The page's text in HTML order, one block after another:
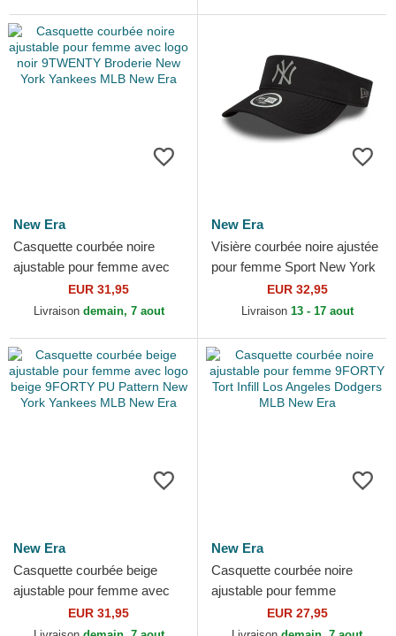
New Era
Casquette courbée noire
ajustable pour femme avec
logo noir 9TWENTY Broderie
New York Yankees MLB...
EUR 31,95
Livraison demain, 7 aout
New Era
Visière courbée noire ajustée
pour femme Sport New York
Yankees MLB New Era
EUR 32,95
Livraison 13 - 17 aout
New Era
Casquette courbée beige
ajustable pour femme avec
logo beige 9FORTY PU
Pattern New York Yankees...
EUR 31,95
New Era
Casquette courbée noire
ajustable pour femme
9FORTY Tort Infill Los
Angeles Dodgers MLB New
EUR 27,95